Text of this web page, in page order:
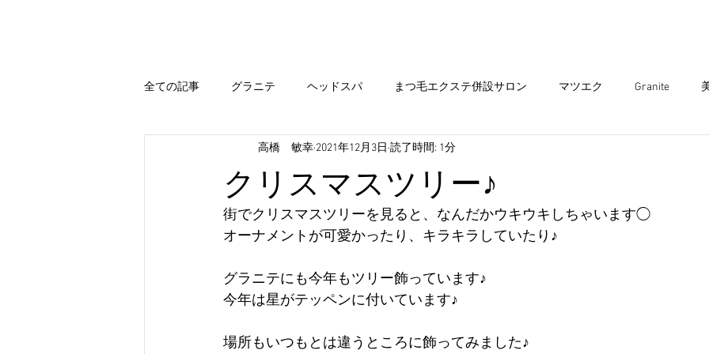
全ての記事 グラニテ ヘッドスパ まつ毛エクステ併設サロン マツエク Granite
エステシモ まつ毛エクステ ヘアサロン
今すぐ始める コミュニティ 出雲グラニテ ショートスタイル
出雲 ブログ まいぷれ 出雲 子供 カット キッズ カット
クリスマスツリー♪
高橋 敏幸 2021年12月3日 読了時間: 1分
街でクリスマスツリーを見ると、なんだかウキウキしちゃいます◯
オーナメントが可愛かったり、キラキラしていたり♪
グラニテにも今年もツリー飾っています♪
今年は星がテッペンに付いています♪
場所もいつもとは違うところに飾ってみました♪